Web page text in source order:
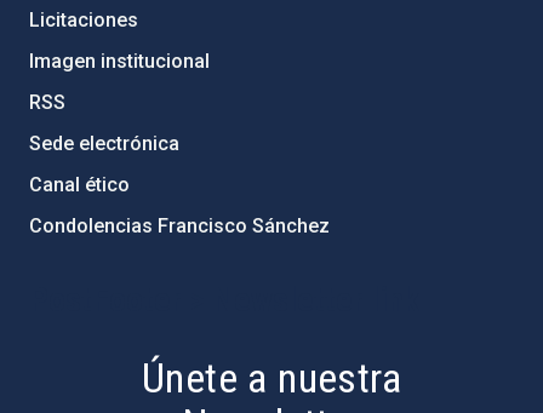
Licitaciones
Imagen institucional
RSS
Sede electrónica
Canal ético
Condolencias Francisco Sánchez
Únete a nuestra